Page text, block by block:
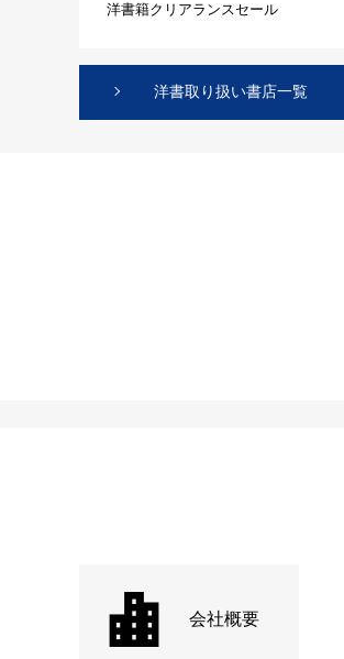
洋書籍クリアランスセール
洋書取り扱い書店一覧
会社概要